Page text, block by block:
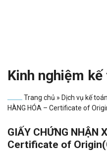
Kinh nghiệm kế
Trang chủ » Dịch vụ kế toán
HÀNG HÓA – Certificate of
GIẤY CHỨNG NHẬN
Certificate of